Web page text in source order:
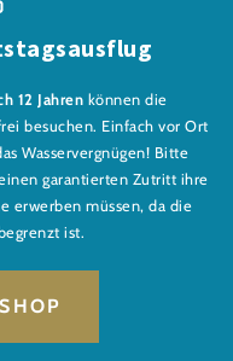
12 Jahren können die
besuchen. Einfach vor Ort
Wasservergnügen! Bitte
garantierten Zutritt ihre
erwerben müssen, da die
ist.